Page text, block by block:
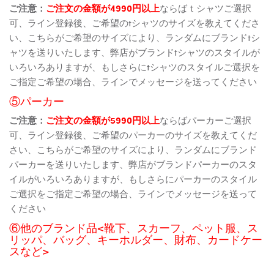
ご注意： ご注文の金額が4990円以上ならばｔシャツご選択
可、ライン登録後、ご希望のtシャツのサイズを教えてくださ
い、こちらがご希望のサイズにより、ランダムにブランドtシ
ャツを送りいたします、弊店がブランドtシャツのスタイルが
いろいろありますが、もしさらにtシャツのスタイルご選択を
ご指定ご希望の場合、ラインでメッセージを送ってください
⑤パーカー
ご注意： ご注文の金額が5990円以上ならばパーカーご選択
可、ライン登録後、ご希望のパーカーのサイズを教えてくだ
さい、こちらがご希望のサイズにより、ランダムにブランド
パーカーを送りいたします、弊店がブランドパーカーのスタ
イルがいろいろありますが、もしさらにパーカーのスタイル
ご選択をご指定ご希望の場合、ラインでメッセージを送って
ください
⑥他のブランド品<靴下、スカーフ、ペット服、ス
リッパ、バッグ、キーホルダー、財布、カードケー
スなど>